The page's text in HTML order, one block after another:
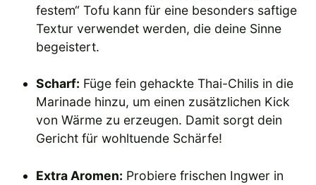
festem“ Tofu kann für eine besonders saftige
Textur verwendet werden, die deine Sinne
begeistert.
Scharf: Füge fein gehackte Thai-Chilis in die
Marinade hinzu, um einen zusätzlichen Kick
von Wärme zu erzeugen. Damit sorgt dein
Gericht für wohltuende Schärfe!
Extra Aromen: Probiere frischen Ingwer in